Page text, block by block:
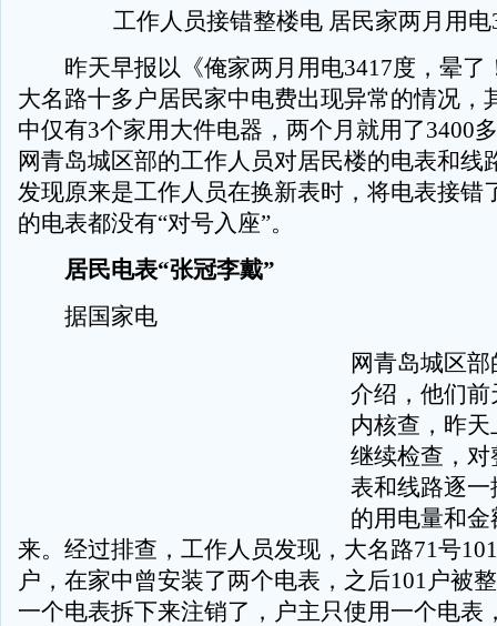
工作人员接错整楼电 居民家两月用电
昨天早报以《俺家两月用电3417度，晕了
大名路十多户居民家中电费出现异常的情况，
中仅有3个家用大件电器，两个月就用了3400
网青岛城区部的工作人员对居民楼的电表和线
发现原来是工作人员在换新表时，将电表接错
的电表都没有“对号入座”。
居民电表“张冠李戴”
据国家电
网青岛城区
介绍，他们
内核查，昨
继续检查，
表和线路逐
的用电量和
来。经过排查，工作人员发现，大名路71号
户，在家中曾安装了两个电表，之后101户被
一个电表拆下来注销了，户主只使用一个电表